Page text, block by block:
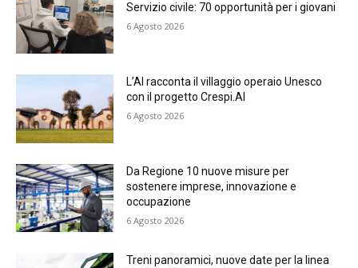
Servizio civile: 70 opportunità per i giovani
6 Agosto 2026
L’AI racconta il villaggio operaio Unesco
con il progetto Crespi.AI
6 Agosto 2026
Da Regione 10 nuove misure per
sostenere imprese, innovazione e
occupazione
6 Agosto 2026
Treni panoramici, nuove date per la linea